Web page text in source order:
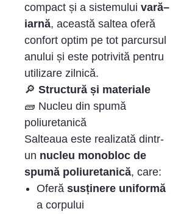
compact și a sistemului vară–
iarnă, această saltea oferă
confort optim pe tot parcursul
anului și este potrivită pentru
utilizare zilnică.
🔎 Structură și materiale
🧱 Nucleu din spumă
poliuretanică
Salteaua este realizată dintr-
un nucleu monobloc de
spumă poliuretanică, care:
Oferă susținere uniformă
a corpului